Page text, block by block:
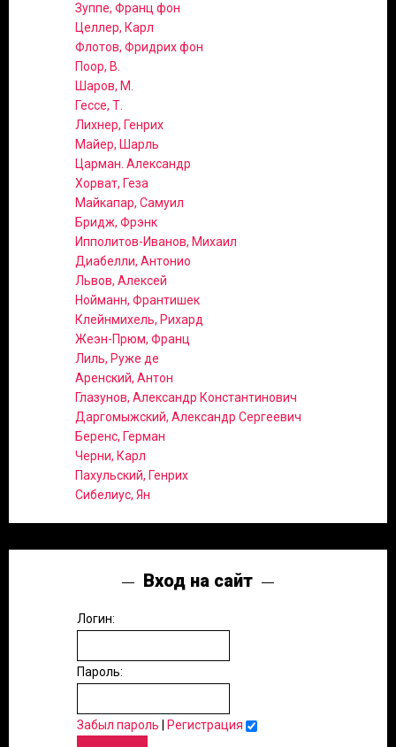
Зуппе, Франц фон
Целлер, Карл
Флотов, Фридрих фон
Поор, В.
Шаров, М.
Гессе, Т.
Лихнер, Генрих
Майер, Шарль
Царман. Александр
Хорват, Геза
Майкапар, Самуил
Бридж, Фрэнк
Ипполитов-Иванов, Михаил
Диабелли, Антонио
Львов, Алексей
Нойманн, Франтишек
Клейнмихель, Рихард
Жеэн-Прюм, Франц
Лиль, Руже де
Аренский, Антон
Глазунов, Александр Константинович
Даргомыжский, Александр Сергеевич
Беренс, Герман
Черни, Карл
Пахульский, Генрих
Сибелиус, Ян
Вход на сайт
Логин:
Пароль:
Забыл пароль Регистрация